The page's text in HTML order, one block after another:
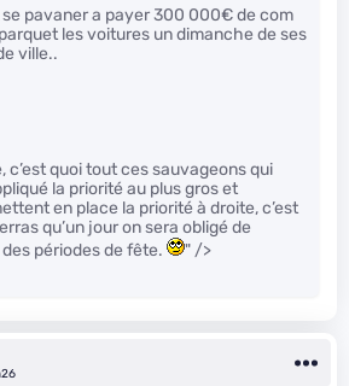
pavaner a payer 300 000€ de com
les voitures un dimanche de ses
ville..
c’est quoi tout ces sauvageons qui
la priorité au plus gros et
en place la priorité à droite, c’est
qu’un jour on sera obligé de
périodes de fête.
" />